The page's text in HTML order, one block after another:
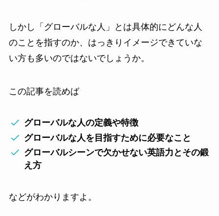
しかし「グローバルな人」とは具体的にどんな人
のことを指すのか、はっきりイメージできていな
い方も多いのではないでしょうか。
この記事を読めば
グローバルな人の定義や特徴
グローバルな人を目指すために必要なこと
グローバルシーンで欠かせない英語力とその鍛
え方
などがわかりますよ。